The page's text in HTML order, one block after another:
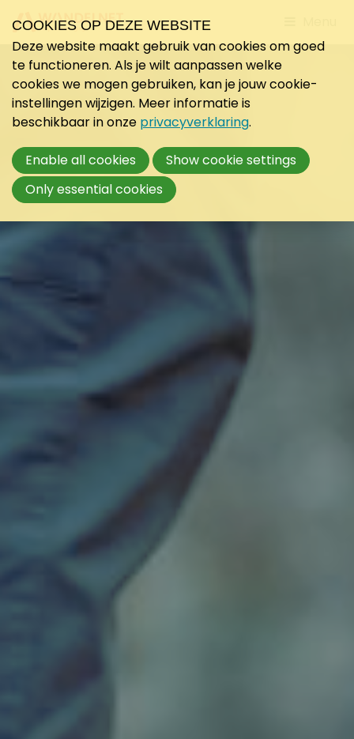
to
COOKIES OP DEZE WEBSITE
Deze website maakt gebruik van cookies om goed
te functioneren. Als je wilt aanpassen welke
cookies we mogen gebruiken, kan je jouw cookie-
instellingen wijzigen. Meer informatie is
beschikbaar in onze privacyverklaring.
Enable all cookies
Show cookie settings
Only essential cookies